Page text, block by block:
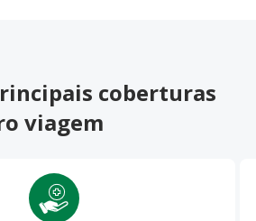
coberturas
viagem